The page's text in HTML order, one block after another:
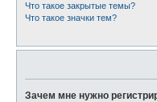
Что такое закрытые темы?
Что такое значки тем?
Зачем мне нужно